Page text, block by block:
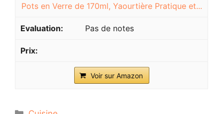
Pots en Verre de 170ml, Yaourtière Pratique et...
Pas de notes
Voir sur Amazon
Catégories